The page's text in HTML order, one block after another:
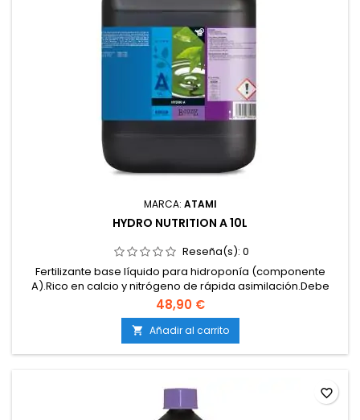
MARCA: ATAMI
HYDRO NUTRITION A 10L
Reseña(s): 0
Fertilizante base líquido para hidroponía (componente
A).Rico en calcio y nitrógeno de rápida asimilación.Debe
usarse siempre junto a Hydro Nutrition B.100 % soluble y
estable en agua.Apto para todo el ciclo del cultivo.
48,90 €
 Añadir al carrito
favorite_border